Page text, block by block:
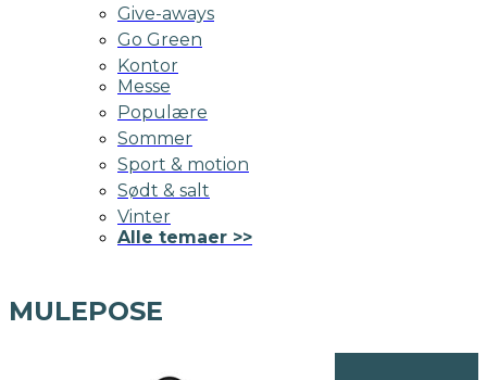
Give-aways
Go Green
Kontor
Messe
Populære
Sommer
Sport & motion
Sødt & salt
Vinter
Alle temaer >>
MULEPOSE